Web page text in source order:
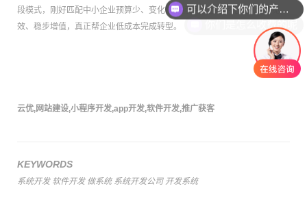
段模式，刚好匹配中小企业预算少、变化快的特点，让数字化投入步步见
效、稳步增值，真正帮企业低成本完成转型。
云优,网站建设,小程序开发,app开发,软件开发,推广获客
KEYWORDS
系统开发 软件开发 做系统 系统开发公司 开发系统
你们是怎么收费的呢